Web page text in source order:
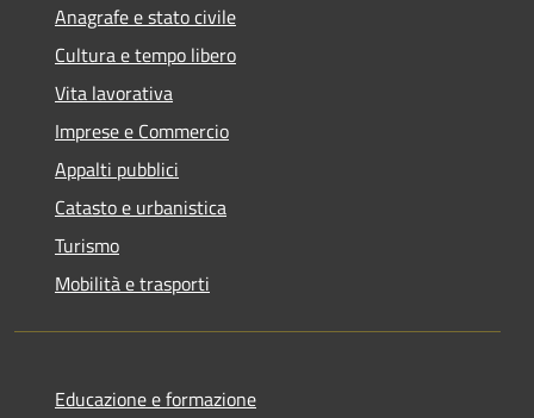
Anagrafe e stato civile
Cultura e tempo libero
Vita lavorativa
Imprese e Commercio
Appalti pubblici
Catasto e urbanistica
Turismo
Mobilità e trasporti
Educazione e formazione